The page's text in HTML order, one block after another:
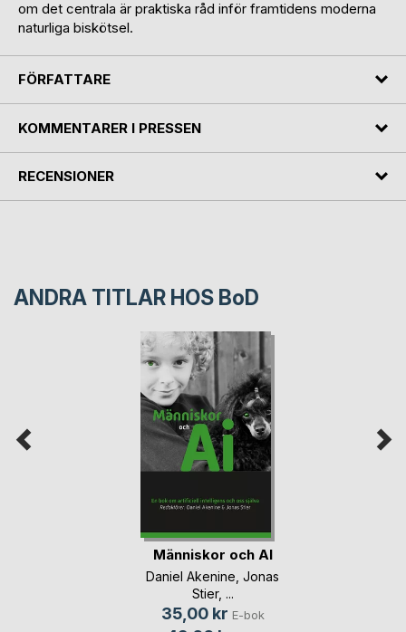
om det centrala är praktiska råd inför framtidens moderna
naturliga biskötsel.
FÖRFATTARE
KOMMENTARER I PRESSEN
RECENSIONER
ANDRA TITLAR HOS BoD
Människor och AI
Daniel Akenine, Jonas
Stier, ...
35,00 kr E-bok